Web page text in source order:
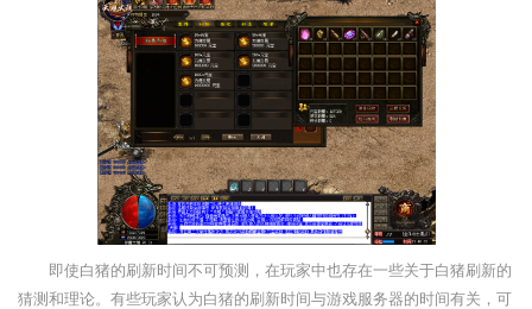
即使白猪的刷新时间不可预测，在玩家中也存在一些关于白猪刷新的
猜测和理论。有些玩家认为白猪的刷新时间与游戏服务器的时间有关，可